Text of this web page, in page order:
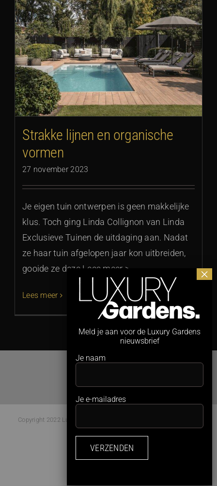
Strakke lijnen en organische
vormen
27 november 2023
Je eigen tuin ontwerpen is geen makkelijke
klus. Toch ging Linda Collignon van Linda
Exclusieve Tuinen de uitdaging aan. Nadat
ze haar tuin afgelopen jaar kon uitbreiden,
gooide ze deze Lees meer >
Lees meer
Copyright 2022 Luxury Gardens Magazine | All Rights Reserved |
Facebook
Instagram
Meld je aan voor de Luxury Gardens
nieuwsbrief
Je naam
Je e-mailadres